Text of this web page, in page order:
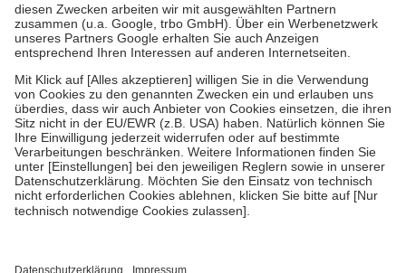
Zuzahlung zehn Prozent der Kosten sowie zehn Euro je
Verordnung.
Um das Engagement der Versicherten für ihre eigene Gesundheit zu
stärken und die besondere Stellung der Familie zu unterstützen,
fallenkeine Zuzahlungenan bei:
• Kindern und Jugendlichen bis zum vollendeten 18. Lebensjahr
mit Ausnahme der Fahrkosten
• Untersuchungen zur Vorsorge und Früherkennung, die von der
GKV getragen werden
• empfohlenen Schutzimpfungen
• Harn- und Blutteststreifen
getroffen, um sicherzustellen, dass es sich um echte Bewertungen